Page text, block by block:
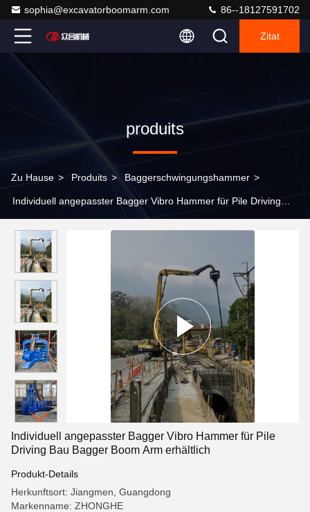
sophia@excavatorboomarm.com 86--18127591702
Zitat
produits
Zu Hause > Produits > Baggerschwingungshammer >
Individuell angepasster Bagger Vibro Hammer für Pile Driving
Individuell angepasster Bagger Vibro Hammer für Pile
Driving Bau Bagger Boom Arm erhältlich
Produkt-Details
Herkunftsort: Jiangmen, Guangdong
Markenname: ZHONGHE